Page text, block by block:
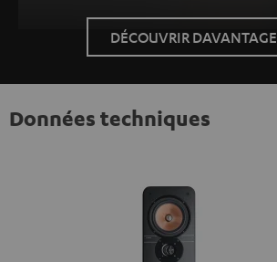
DÉCOUVRIR DAVANTAGE
Données techniques